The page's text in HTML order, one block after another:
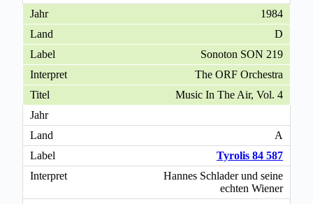
1984
D
Sonoton SON 219
The ORF Orchestra
Music In The Air, Vol. 4
A
Tyrolis 84 587
Hannes Schlader und seine
echten Wiener